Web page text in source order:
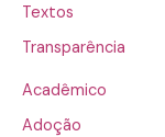
Textos
Transparência
Acadêmico
Adoção